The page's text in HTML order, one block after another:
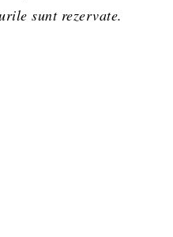
sunt rezervate.